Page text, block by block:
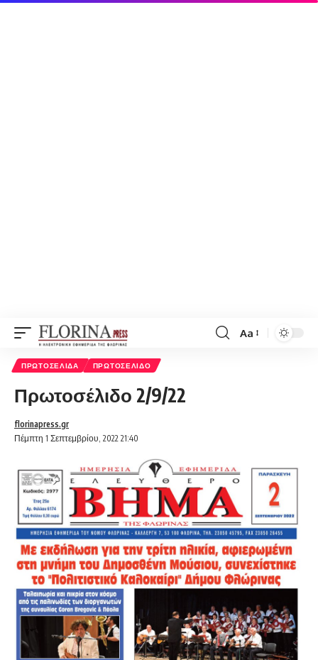
Font
Aa
ΠΡΩΤΟΣΈΛΙΔΑ ΠΡΩΤΟΣΈΛΙΔΟ
Πρωτοσέλιδο 2/9/22
Πέμπτη 1 Σεπτεμβρίου, 2022 21:40
florinapress.gr